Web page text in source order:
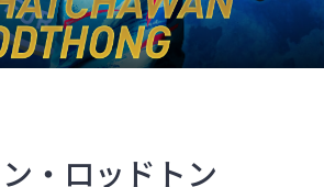
・ ロッドトン